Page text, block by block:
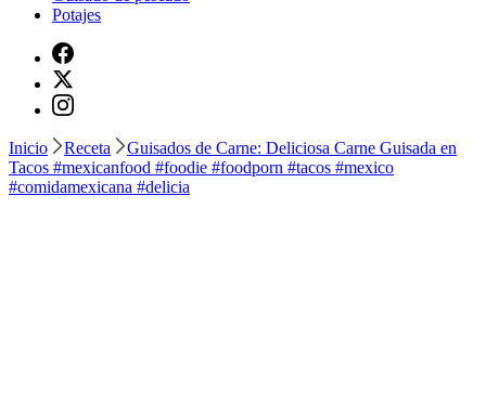
Potajes
Inicio Receta
Guisados de Carne: Deliciosa Carne Guisada en
Tacos #mexicanfood #foodie #foodporn #tacos #mexico
#comidamexicana #delicia